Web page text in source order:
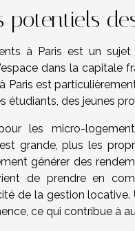
potentiels
à Paris est un
dans la capitale
Paris est
des jeunes
les micro-
grande, plus les
générer des
de prendre en
de la gestion
ce qui contribue à